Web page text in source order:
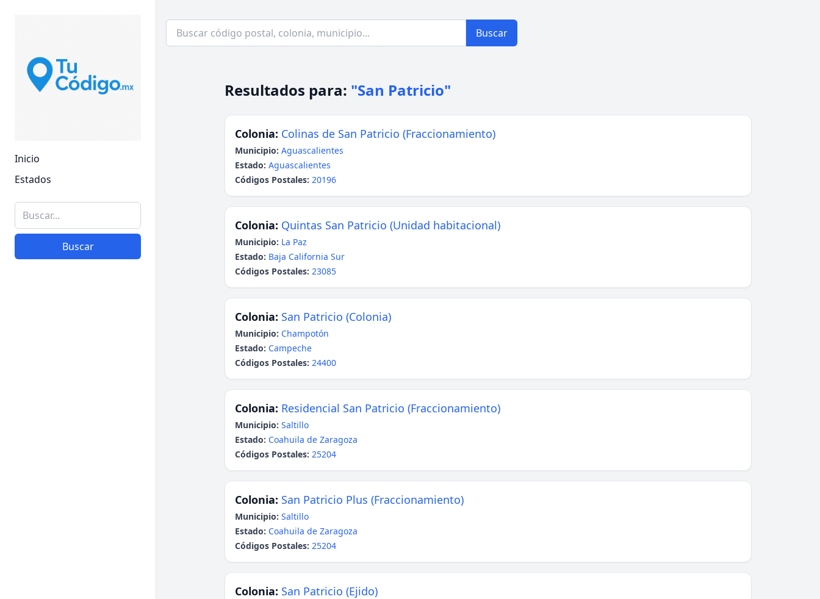
Inicio
Estados
Buscar
Buscar
Resultados para: "San Patricio"
Colonia: Colinas de San Patricio (Fraccionamiento)
Municipio: Aguascalientes
Estado: Aguascalientes
Códigos Postales: 20196
Colonia: Quintas San Patricio (Unidad habitacional)
Municipio: La Paz
Estado: Baja California Sur
Códigos Postales: 23085
Colonia: San Patricio (Colonia)
Municipio: Champotón
Estado: Campeche
Códigos Postales: 24400
Colonia: Residencial San Patricio (Fraccionamiento)
Municipio: Saltillo
Estado: Coahuila de Zaragoza
Códigos Postales: 25204
Colonia: San Patricio Plus (Fraccionamiento)
Municipio: Saltillo
Estado: Coahuila de Zaragoza
Códigos Postales: 25204
Colonia: San Patricio (Ejido)